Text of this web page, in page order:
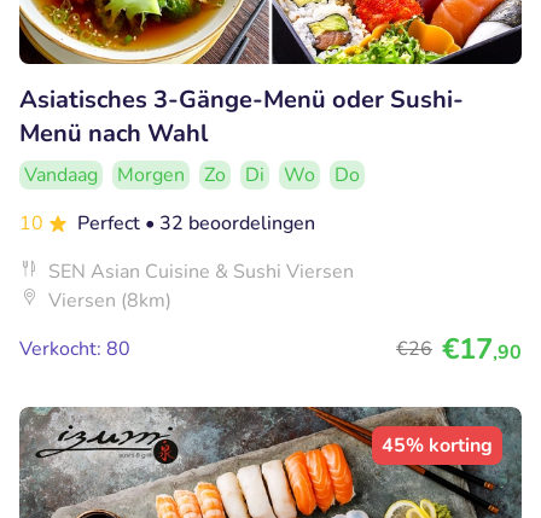
Asiatisches 3-Gänge-Menü oder Sushi-
Menü nach Wahl
Vandaag Morgen Zo Di Wo
Do
10
Perfect • 32 beoordelingen
SEN Asian Cuisine & Sushi Viersen
Viersen (8km)
Verkocht: 80
€26 €17,90
45% korting